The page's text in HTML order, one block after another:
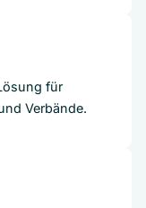
für
Verbände.